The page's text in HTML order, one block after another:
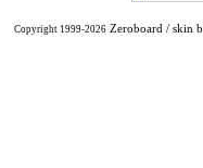
Copyright 1999-2026 Zeroboard / skin